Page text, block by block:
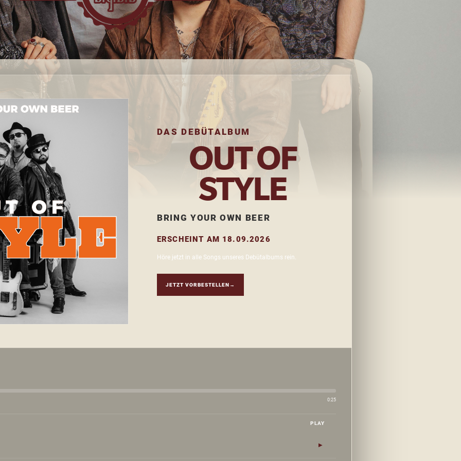
DAS DEBÜTALBUM
OUT OF
STYLE
BRING YOUR OWN BEER
ERSCHEINT AM 18.09.2026
Höre jetzt in alle Songs unseres Debütalbums rein.
JETZT VORBESTELLEN →
0:25
PLAY
▶